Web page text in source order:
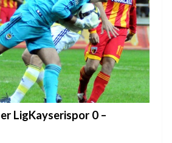
LigKayserispor 0 –